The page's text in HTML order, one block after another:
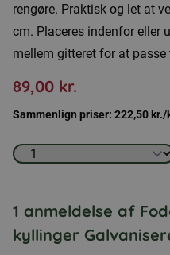
rengøre. Praktisk og let at
cm. Placeres indenfor
mellem gitteret for at passe
89,00 kr.
Sammenlign priser: 222,50 kr./
Fodertrug
og
kyllinger
1 anmeldelse af
kyllinger